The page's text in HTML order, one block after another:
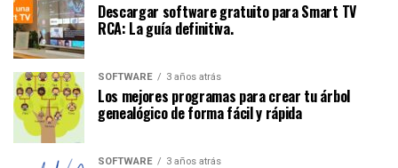
Descargar software gratuito para Smart TV
RCA: La guía definitiva.
SOFTWARE 3 años atrás
Los mejores programas para crear tu árbol
genealógico de forma fácil y rápida
SOFTWARE 3 años atrás